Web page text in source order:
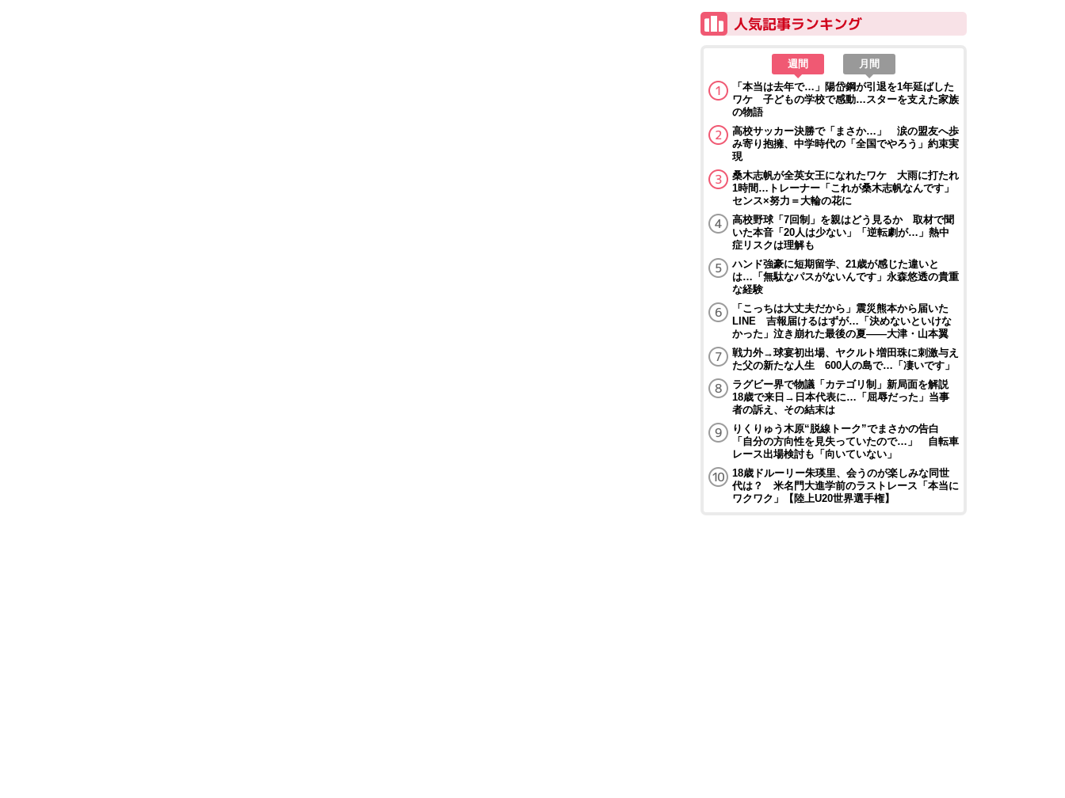
週間
月間
「本当は去年で…」陽岱鋼が引退を1年延ばした
ワケ 子どもの学校で感動…スターを支えた家族
の物語
高校サッカー決勝で「まさか…」 涙の盟友へ歩
み寄り抱擁、中学時代の「全国でやろう」約束実
現
桑木志帆が全英女王になれたワケ 大雨に打たれ
1時間…トレーナー「これが桑木志帆なんです」
センス×努力＝大輪の花に
高校野球「7回制」を親はどう見るか 取材で聞
いた本音「20人は少ない」「逆転劇が…」熱中
症リスクは理解も
ハンド強豪に短期留学、21歳が感じた違いと
は…「無駄なパスがないんです」永森悠透の貴重
な経験
「こっちは大丈夫だから」震災熊本から届いた
LINE 吉報届けるはずが…「決めないといけな
かった」泣き崩れた最後の夏――大津・山本翼
戦力外→球宴初出場、ヤクルト増田珠に刺激与え
た父の新たな人生 600人の島で…「凄いです」
ラグビー界で物議「カテゴリ制」新局面を解説
18歳で来日→日本代表に…「屈辱だった」当事
者の訴え、その結末は
りくりゅう木原“脱線トーク”でまさかの告白
「自分の方向性を見失っていたので…」 自転車
レース出場検討も「向いていない」
18歳ドルーリー朱瑛里、会うのが楽しみな同世
代は？ 米名門大進学前のラストレース「本当に
ワクワク」【陸上U20世界選手権】